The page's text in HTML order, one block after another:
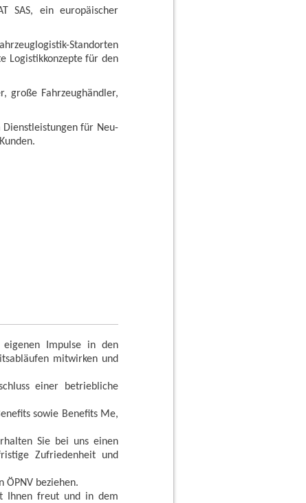
SAS, ein europäischer
Standorten
Logistikkonzepte für den
große Fahrzeughändler,
für Neu-
Impulse in den
mitwirken und
einer betriebliche
sowie Benefits Me,
Sie bei uns einen
Zufriedenheit und
ÖPNV beziehen.
Ihnen freut und in dem